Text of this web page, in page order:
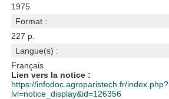
1975
Format :
227 p.
Langue(s) :
Français
Lien vers la notice :
https://infodoc.agroparistech.fr/index.php?
lvl=notice_display&id=126356